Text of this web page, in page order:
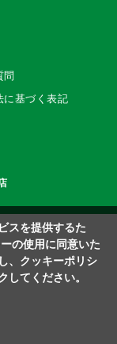
問
に基づく表記
スを提供するた
の使用に同意いた
、クッキーポリシ
してください。